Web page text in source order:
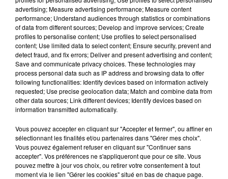
4 juillet 2022
Radio Star Live avec Dadju
27 juin 2022
Marseille : une application pour mettre en
relation extras et...
27 juin 2022
Le cocholed pour jouer à la pétanque
jusqu'au bout de la nuit !
10 mai 2022
Toulon : des quais électrifiés pour 2023 !
10 mai 2022
Cassis organise sa traditionnelle "Fête du vin"
advertising; Measure advertising performance; Measure content
performance; Understand audiences through statistics or combinations
of data from different sources; Develop and improve services; Create
profiles to personalise content; Use profiles to select personalised
content; Use limited data to select content; Ensure security, prevent and
detect fraud, and fix errors; Deliver and present advertising and content;
Save and communicate privacy choices. These technologies may
process personal data such as IP address and browsing data to offer
following functionalities: Identify devices based on information actively
requested; Use precise geolocation data; Match and combine data from
other data sources; Link different devices; Identify devices based on
information transmitted automatically.
Vous pouvez accepter en cliquant sur "Accepter et fermer", ou affiner en
sélectionnant les finalités et/ou partenaires dans "Gérer mes choix".
Vous pouvez également refuser en cliquant sur "Continuer sans
accepter". Vos préférences ne s'appliqueront que pour ce site. Vous
pouvez mettre à jour vos choix, ou retirer votre consentement à tout
moment via le lien "Gérer les cookies" situé en bas de chaque page.